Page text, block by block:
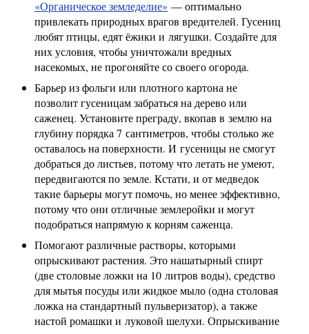
«Органическое земледелие» — оптимально
привлекать природных врагов вредителей. Гусениц
любят птицы, едят ёжики и лягушки. Создайте для
них условия, чтобы уничтожали вредных
насекомых, не прогоняйте со своего огорода.
Барьер из фольги или плотного картона не
позволит гусеницам забраться на дерево или
саженец. Установите преграду, вкопав в землю на
глубину порядка 7 сантиметров, чтобы столько же
оставалось на поверхности. И гусеницы не смогут
добраться до листьев, потому что летать не умеют,
передвигаются по земле. Кстати, и от медведок
такие барьеры могут помочь, но менее эффективно,
потому что они отличные землеройки и могут
подобраться напрямую к корням саженца.
Помогают различные растворы, которыми
опрыскивают растения. Это нашатырный спирт
(две столовые ложки на 10 литров воды), средство
для мытья посуды или жидкое мыло (одна столовая
ложка на стандартный пульверизатор), а также
настой ромашки и луковой шелухи. Опрыскивание